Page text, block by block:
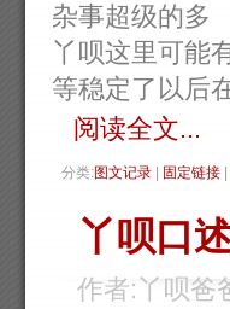
杂事超级的多
丫呗这里可能
等稳定了以后
阅读全文...
分类:图文记录 固定链接
丫呗口
作者:丫呗爸